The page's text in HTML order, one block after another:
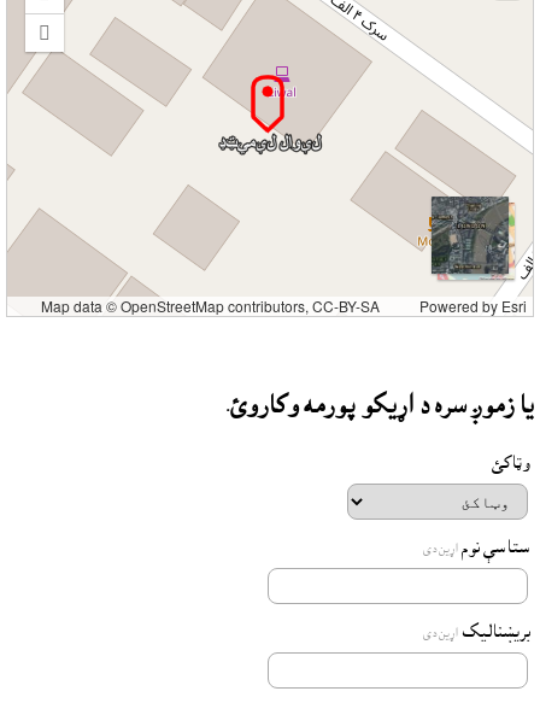
in
Zoom
out
Map data © OpenStreetMap contributors, CC-BY-SA Powered by Esri
يا زموږ سره د اړيکو پورمه وکاروئ.
وټاکئ
ستاسې نوم اړين دى
بريښناليک اړين دى